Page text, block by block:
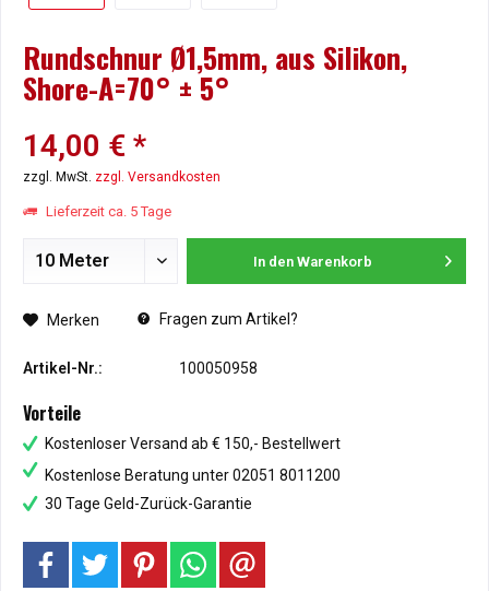
Rundschnur Ø1,5mm, aus Silikon,
Shore-A=70° ± 5°
14,00 € *
zzgl. MwSt. zzgl. Versandkosten
Lieferzeit ca. 5 Tage
In den Warenkorb
Merken Fragen zum Artikel?
Artikel-Nr.: 100050958
Vorteile
Kostenloser Versand ab € 150,- Bestellwert
Kostenlose Beratung unter 02051 8011200
30 Tage Geld-Zurück-Garantie